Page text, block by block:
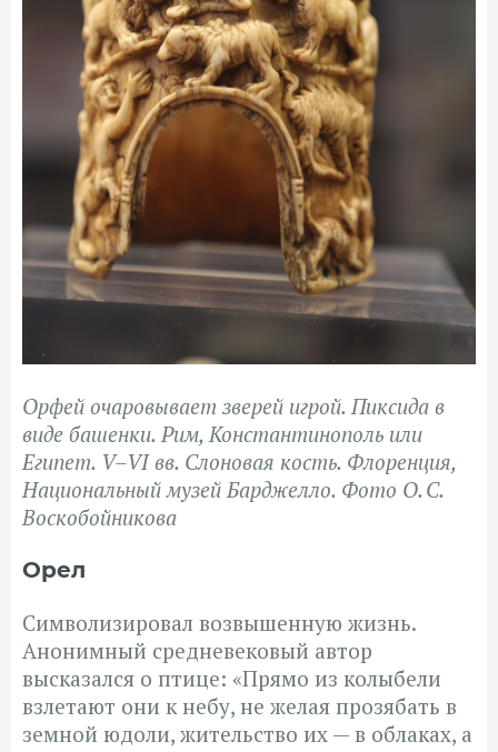
Орфей очаровывает зверей игрой. Пиксида в
виде башенки. Рим, Константинополь или
Египет. V–VI вв. Слоновая кость. Флоренция,
Национальный музей Барджелло. Фото О. С.
Воскобойникова
Орел
Символизировал возвышенную жизнь.
Анонимный средневековый автор
высказался о птице: «Прямо из колыбели
взлетают они к небу, не желая прозябать в
земной юдоли, жительство их — в облаках, а